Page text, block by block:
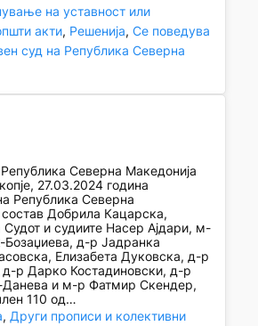
на уставност или
акти, Решенија, Се поведува
суд на Република Северна
Северна Македонија
27.03.2024 година
Република Северна
Добрила Кацарска,
Судот и судиите Насер Ајдари, м-
Бозаџиева, д-р Јадранка
Елизабета Дуковска, д-р
р Дарко Костадиновски, д-р
Данева и м-р Фатмир Скендер,
110 од…
, Други прописи и колективни